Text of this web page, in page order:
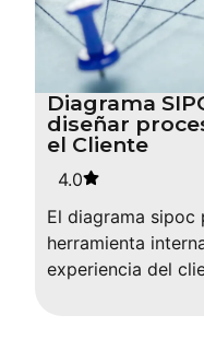
Diagrama
diseñar
el Cliente
4.0
El diagrama sipoc
herramienta
experiencia del